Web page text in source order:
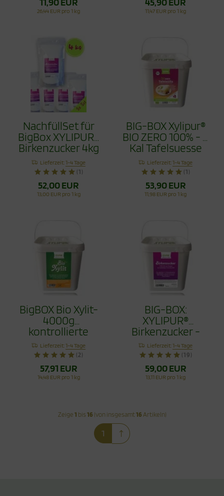
26,44 EUR pro 1 kg 11,47 EUR pro 1 kg
NachfüllSet für
BigBox XYLIPUR®
Birkenzucker 4kg
- Xylit aus
Finnland
Lieferzeit:1-4 Tage
(1)
52,00 EUR
13,00 EUR pro 1 kg
BIG-BOX Xylipur®
BIO ZERO 100% - 0
Kal Tafelsuesse
4,5Kg
Lieferzeit:1-4 Tage
(1)
53,90 EUR
11,98 EUR pro 1 kg
BigBOX Bio Xylit-
4000g
kontrollierte
XYLIPUR® Bio
Qualität
Lieferzeit:1-4 Tage
(2)
57,91 EUR
14,48 EUR pro 1 kg
BIG-BOX:
XYLIPUR®
Birkenzucker -
Xylit aus Finnland
4,5Kg
Lieferzeit:1-4 Tage
(19)
59,00 EUR
13,11 EUR pro 1 kg
Zeige 1 bis 16 (von insgesamt16 Artikeln)
1